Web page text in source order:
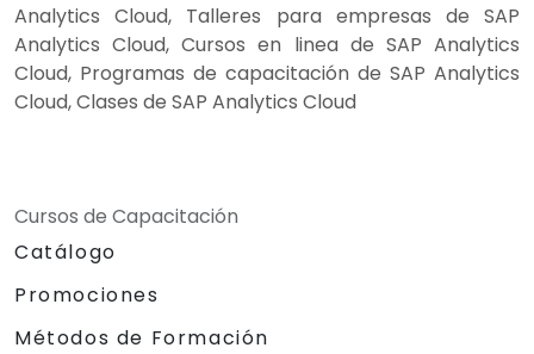
Analytics Cloud, Talleres para empresas de SAP
Analytics Cloud, Cursos en linea de SAP Analytics
Cloud, Programas de capacitación de SAP Analytics
Cloud, Clases de SAP Analytics Cloud
Cursos de Capacitación
Catálogo
Promociones
Métodos de Formación